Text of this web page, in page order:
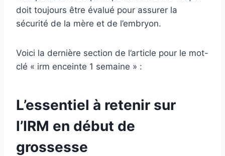
doit toujours être évalué pour assurer la
sécurité de la mère et de l’embryon.
Voici la dernière section de l’article pour le mot-
clé « irm enceinte 1 semaine » :
L’essentiel à retenir sur
l’IRM en début de
grossesse